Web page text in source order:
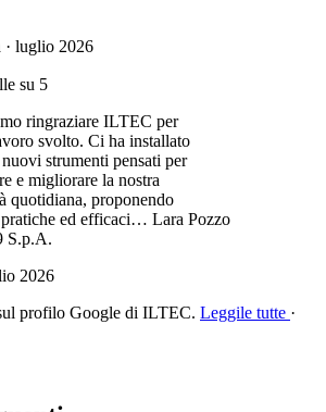
· luglio 2026
su 5
ringraziare ILTEC per
svolto. Ci ha installato
strumenti pensati per
e migliorare la nostra
quotidiana, proponendo
ed efficaci… Lara Pozzo
S.p.A.
2026
profilo Google di ILTEC. Leggile tutte ·